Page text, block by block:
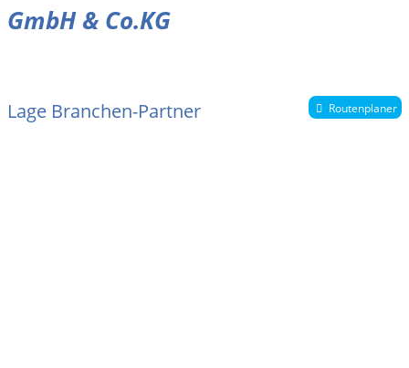
GmbH & Co.KG
Lage Branchen-Partner Routenplaner